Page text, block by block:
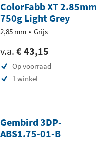
ColorFabb XT 2.85mm
750g Light Grey
2,85 mm Grijs
v.a. € 43,15
Op voorraad
1 winkel
Gembird 3DP-
ABS1.75-01-B